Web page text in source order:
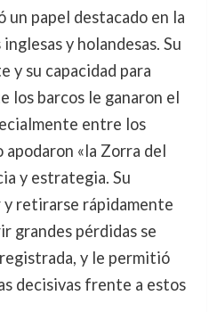
un papel destacado en la
y holandesas. Su
y su capacidad para
los barcos le ganaron el
entre los
apodaron «la Zorra del
y estrategia. Su
y retirarse rápidamente
grandes pérdidas se
y le permitió
decisivas frente a estos